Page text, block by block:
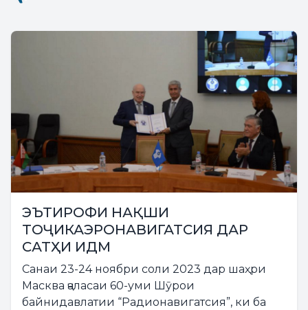
ЭЪТИРОФИ НАҚШИ
ТОҶИКАЭРОНАВИГАТСИЯ ДАР
САТҲИ ИДМ
Санаи 23-24 ноябри соли 2023 дар шаҳри
Масква ҷаласаи 60-уми Шӯрои
байнидавлатии “Радионавигатсия”, ки ба